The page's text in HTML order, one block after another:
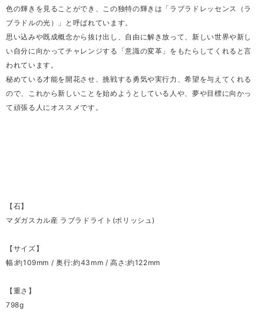
色の輝きを見ることができ、この独特の輝きは「ラブラドレッセンス（ラ
ブラドルの光）」と呼ばれています。
思い込みや既成概念から抜け出し、自由に解き放って、新しい世界や新し
い自分に向かってチャレンジする「意識の変革」をもたらしてくれると言
われています。
秘めている才能を開花させ、挑戦する勇気や実行力、希望を与えてくれる
ので、これから新しいことを始めようとしている人や、夢や目標に向かっ
て頑張る人にオススメです。
【石】
マダガスカル産 ラブラドライト(ポリッシュ)
【サイズ】
幅:約109mm / 奥行:約43mm / 高さ:約122mm
【重さ】
798g